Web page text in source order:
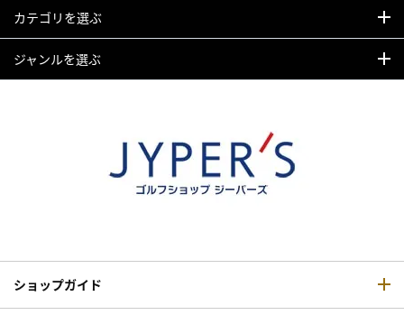
カテゴリを選ぶ
ジャンルを選ぶ
ショップガイド